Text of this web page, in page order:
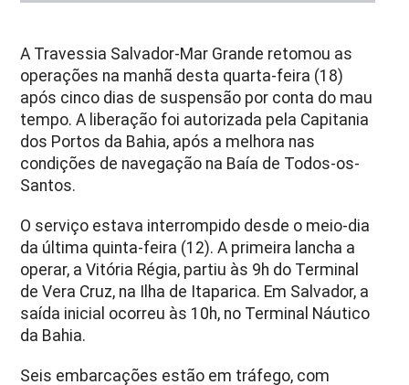
A Travessia Salvador-Mar Grande retomou as
operações na manhã desta quarta-feira (18)
após cinco dias de suspensão por conta do mau
tempo. A liberação foi autorizada pela Capitania
dos Portos da Bahia, após a melhora nas
condições de navegação na Baía de Todos-os-
Santos.
O serviço estava interrompido desde o meio-dia
da última quinta-feira (12). A primeira lancha a
operar, a Vitória Régia, partiu às 9h do Terminal
de Vera Cruz, na Ilha de Itaparica. Em Salvador, a
saída inicial ocorreu às 10h, no Terminal Náutico
da Bahia.
Seis embarcações estão em tráfego, com